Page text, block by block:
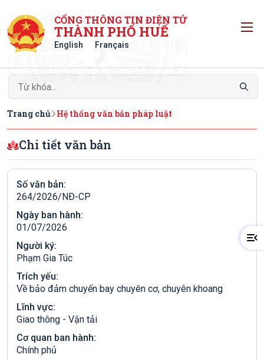
CỔNG THÔNG TIN ĐIỆN TỬ
THÀNH PHỐ HUẾ
English Français
Trang chủ Hệ thống văn bản pháp luật
Chi tiết văn bản
Số văn bản:
264/2026/NÐ-CP
Ngày ban hành:
01/07/2026
Người ký:
Phạm Gia Túc
Trích yếu:
Về bảo đảm chuyến bay chuyên cơ, chuyên khoang
Lĩnh vực:
Giao thông - Vận tải
Cơ quan ban hành:
Chính phủ